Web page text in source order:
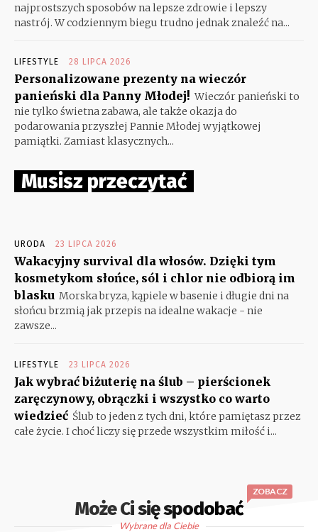
najprostszych sposobów na lepsze zdrowie i lepszy
nastrój. W codziennym biegu trudno jednak znaleźć na...
LIFESTYLE 28 LIPCA 2026
Personalizowane prezenty na wieczór
panieński dla Panny Młodej! Wieczór panieński to
nie tylko świetna zabawa, ale także okazja do
podarowania przyszłej Pannie Młodej wyjątkowej
pamiątki. Zamiast klasycznych...
Musisz przeczytać
URODA 23 LIPCA 2026
Wakacyjny survival dla włosów. Dzięki tym
kosmetykom słońce, sól i chlor nie odbiorą im
blasku Morska bryza, kąpiele w basenie i długie dni na
słońcu brzmią jak przepis na idealne wakacje - nie
zawsze...
LIFESTYLE 23 LIPCA 2026
Jak wybrać biżuterię na ślub – pierścionek
zaręczynowy, obrączki i wszystko co warto
wiedzieć Ślub to jeden z tych dni, które pamiętasz przez
całe życie. I choć liczy się przede wszystkim miłość i...
Może Ci się spodobać
ZOBACZ
Wybrane dla Ciebie